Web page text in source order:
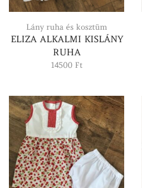
Lány ruha és kosztüm
ELIZA ALKALMI KISLÁNY
RUHA
14500 Ft